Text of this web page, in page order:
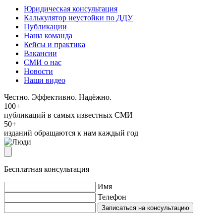
Юридическая консультация
Калькулятор неустойки по ДДУ
Публикации
Наша команда
Кейсы и практика
Вакансии
СМИ о нас
Новости
Наши видео
Честно. Эффективно. Надёжно.
100+
публикаций в самых известных СМИ
50+
изданий обращаются к нам каждый год
Бесплатная консультация
Имя
Телефон
Записаться на консультацию